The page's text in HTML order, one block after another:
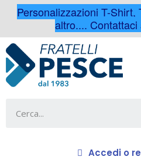
Personalizzazioni T-
altro....
Accedi o